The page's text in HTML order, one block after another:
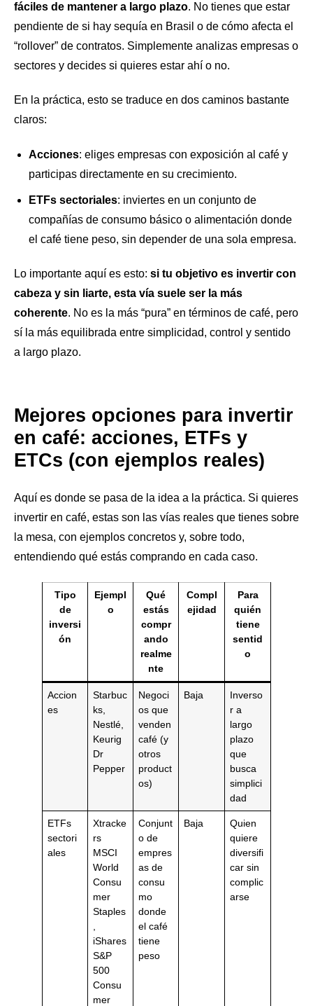
fáciles de mantener a largo plazo. No tienes que estar
pendiente de si hay sequía en Brasil o de cómo afecta el
“rollover” de contratos. Simplemente analizas empresas o
sectores y decides si quieres estar ahí o no.
En la práctica, esto se traduce en dos caminos bastante
claros:
Acciones: eliges empresas con exposición al café y
participas directamente en su crecimiento.
ETFs sectoriales: inviertes en un conjunto de
compañías de consumo básico o alimentación donde
el café tiene peso, sin depender de una sola empresa.
Lo importante aquí es esto: si tu objetivo es invertir con
cabeza y sin liarte, esta vía suele ser la más
coherente. No es la más “pura” en términos de café, pero
sí la más equilibrada entre simplicidad, control y sentido
a largo plazo.
Mejores opciones para invertir
en café: acciones, ETFs y
ETCs (con ejemplos reales)
Aquí es donde se pasa de la idea a la práctica. Si quieres
invertir en café, estas son las vías reales que tienes sobre
la mesa, con ejemplos concretos y, sobre todo,
entendiendo qué estás comprando en cada caso.
Tipo
de
inversi
ón
Ejempl
o
Qué
estás
compr
ando
realme
nte
Compl
ejidad
Para
quién
tiene
sentid
o
Accion
es
Starbuc
ks,
Nestlé,
Keurig
Dr
Pepper
Negoci
os que
venden
café (y
otros
product
os)
Baja
Inverso
r a
largo
plazo
que
busca
simplici
dad
ETFs
sectori
ales
Xtracke
rs
MSCI
World
Consu
mer
Staples
iShares
S&P
500
Consu
mer
Conjunt
o de
empres
as de
consu
mo
donde
el café
tiene
peso
Baja
Quien
quiere
diversifi
car sin
complic
arse